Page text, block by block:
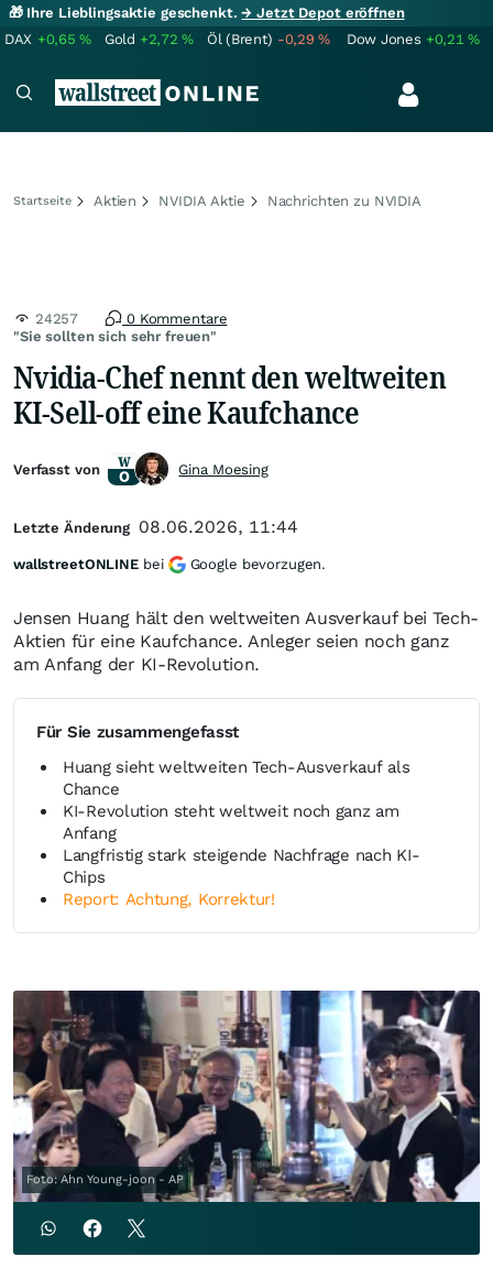
🎁 Ihre Lieblingsaktie geschenkt.→ Jetzt Depot eröffnen
DAX +0,65% Gold +2,72% Öl (Brent) -0,29% Dow Jones +0,21%
Startseite Aktien NVIDIA Aktie Nachrichten zu NVIDIA
"Sie sollten sich sehr freuen"
24257 0 Kommentare
Nvidia-Chef nennt den weltweiten
KI-Sell-off eine Kaufchance
Jensen Huang hält den weltweiten Ausverkauf bei Tech-
Aktien für eine Kaufchance. Anleger seien noch ganz
am Anfang der KI-Revolution.
Für Sie zusammengefasst
Huang sieht weltweiten Tech-Ausverkauf als
Chance
KI-Revolution steht weltweit noch ganz am
Anfang
Langfristig stark steigende Nachfrage nach KI-
Chips
Report: Achtung, Korrektur!
Foto: Ahn Young-joon - AP
Verfasst von Gina Moesing
Letzte Änderung 08.06.2026, 11:44
wallstreetONLINE bei Google bevorzugen.